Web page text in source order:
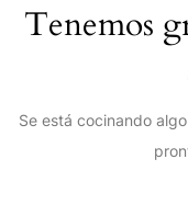
Tenemos
Se está cocinando